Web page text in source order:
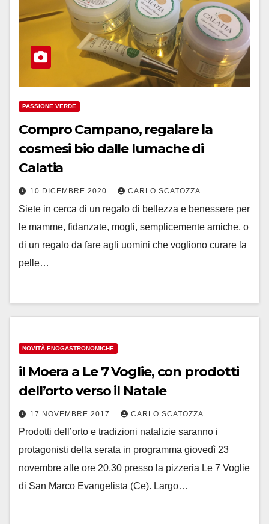
PASSIONE VERDE
Compro Campano, regalare la
cosmesi bio dalle lumache di
Calatia
10 DICEMBRE 2020 CARLO SCATOZZA
Siete in cerca di un regalo di bellezza e benessere per
le mamme, fidanzate, mogli, semplicemente amiche, o
di un regalo da fare agli uomini che vogliono curare la
pelle…
NOVITÀ ENOGASTRONOMICHE
il Moera a Le 7 Voglie, con prodotti
dell’orto verso il Natale
17 NOVEMBRE 2017 CARLO SCATOZZA
Prodotti dell’orto e tradizioni natalizie saranno i
protagonisti della serata in programma giovedì 23
novembre alle ore 20,30 presso la pizzeria Le 7 Voglie
di San Marco Evangelista (Ce). Largo…